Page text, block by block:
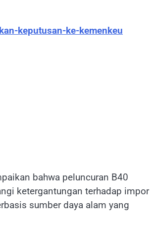
keputusan-ke-kemenkeu
bahwa peluncuran B40
ketergantungan terhadap impor
sumber daya alam yang